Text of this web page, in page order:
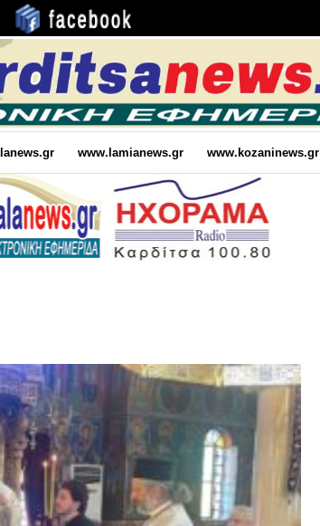
www.lamianews.gr www.kozaninews.gr